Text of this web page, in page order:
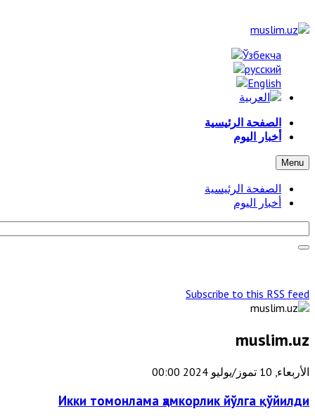
الصفحة الرئيسية
أخبار اليوم
Menu
الصفحة الرئيسية
أخبار اليوم
Subscribe to this RSS feed
muslim.uz
الأربعاء, 10 تموز/يوليو 2024 00:00
Икки томонлама ҳамкорлик йўлга қўйилди